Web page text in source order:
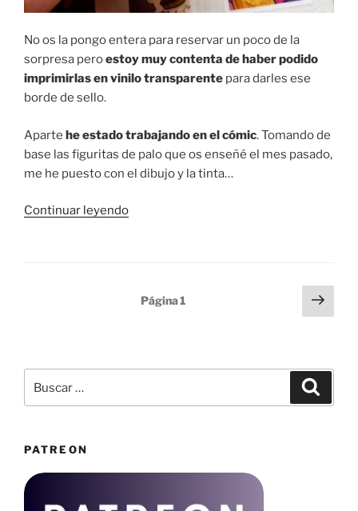
No os la pongo entera para reservar un poco de la
sorpresa peroestoy muy contenta de haber podido
imprimirlas en vinilo transparente para darles ese
borde de sello.
Aparte he estado trabajando en el cómic. Tomando de
base las figuritas de palo que os enseñé el mes pasado,
me he puesto con el dibujo y la tinta…
Continuar leyendo«Trabajando
Página1
por:
PATREON